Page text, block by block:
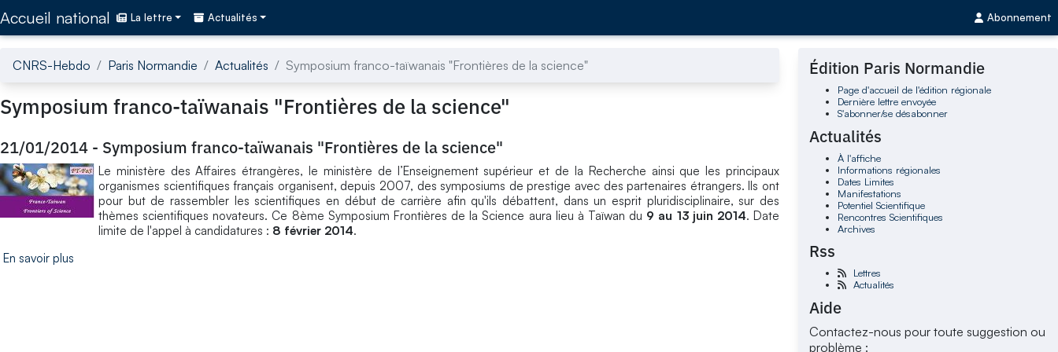
Accueil national La lettre Actualités Abonnement
CNRS-Hebdo Paris Normandie Actualités Symposium franco-taïwanais "Frontières de la science"
Symposium franco-taïwanais "Frontières de la science"
21/01/2014 - Symposium franco-taïwanais "Frontières de la science"
Le ministère des Affaires étrangères, le ministère de l’Enseignement supérieur et de la Recherche ainsi que les principaux
organismes scientifiques français organisent, depuis 2007, des symposiums de prestige avec des partenaires étrangers. Ils ont
pour but de rassembler les scientifiques en début de carrière afin qu'ils débattent, dans un esprit pluridisciplinaire, sur des
thèmes scientifiques novateurs. Ce 8ème Symposium Frontières de la Science aura lieu à Taïwan du 9 au 13 juin 2014. Date
limite de l'appel à candidatures : 8 février 2014.
En savoir plus
Édition Paris Normandie
Page d'accueil de l'édition régionale
Dernière lettre envoyée
S'abonner/se désabonner
Actualités
À l'affiche
Informations régionales
Dates Limites
Manifestations
Potentiel Scientifique
Rencontres Scientifiques
Archives
Rss
Lettres
Actualités
Aide
Contactez-nous pour toute suggestion ou
problème :